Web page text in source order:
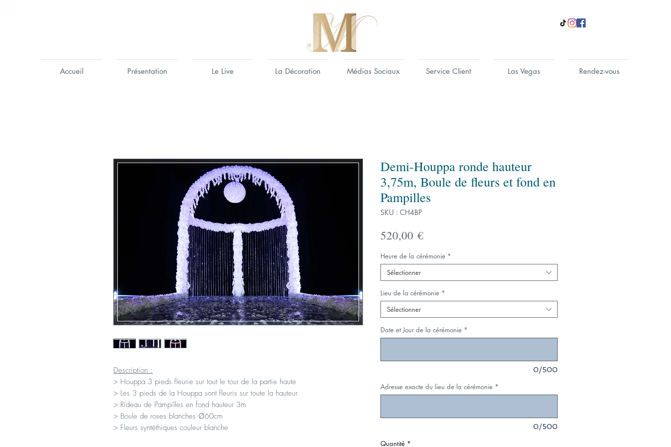
Accueil Présentation Le Live La Décoration Médias Sociaux Service Client Las Vegas Rendez-vous
Description :
> Houppa 3 pieds fleurie sur tout le tour de la partie haute
> Les 3 pieds de la Houppa sont fleuris sur toute la hauteur
> Rideau de Pampilles en fond hauteur 3m
> Boule de roses blanches ∅60cm
> Fleurs syntéthiques couleur blanche
Demi-Houppa ronde hauteur
3,75m, Boule de fleurs et fond en
Pampilles
SKU : CH4BP
520,00 €Prix
Heure de la cérémonie *
Sélectionner
Lieu de la cérémonie *
Sélectionner
Date et Jour de la cérémonie *
0/500
Adresse exacte du lieu de la cérémonie *
0/500
Quantité *